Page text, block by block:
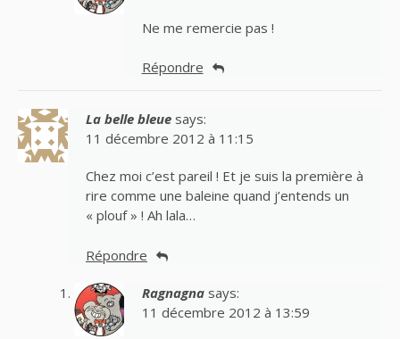
Ne me remercie pas !
Répondre
La belle bleue says:
11 décembre 2012 à 11:15
Chez moi c’est pareil ! Et je suis la première à
rire comme une baleine quand j’entends un
« plouf » ! Ah lala…
Répondre
Ragnagna says:
11 décembre 2012 à 13:59